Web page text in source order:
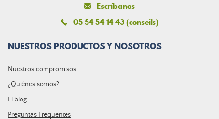
Escríbanos
05 54 54 14 43 (conseils)
NUESTROS PRODUCTOS Y NOSOTROS
Nuestros compromisos
¿Quiénes somos?
El blog
Preguntas Frequentes